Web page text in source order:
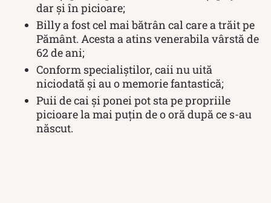
dar şi în picioare;
Billy a fost cel mai bătrân cal care a trăit pe
Pământ. Acesta a atins venerabila vârstă de
62 de ani;
Conform specialiștilor, caii nu uită
niciodată și au o memorie fantastică;
Puii de cai și ponei pot sta pe propriile
picioare la mai puţin de o oră după ce s-au
născut.